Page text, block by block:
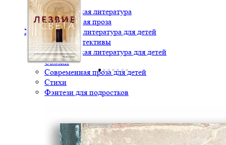
Классическая литература
Современная проза
Художественная литература для детей
Детские детективы
Классическая литература для детей
Сказки
Современная проза для детей
Стихи
Фэнтези для подростков